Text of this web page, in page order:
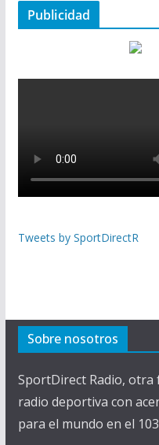
Publicidad
Tweets by SportDirectR
Sobre nosotros
SportDirect Radio, otra
radio deportiva con
para el mundo en el